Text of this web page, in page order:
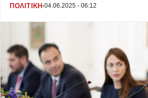
ΠΟΛΙΤΙΚΗ ·04.06.2025 - 06:12